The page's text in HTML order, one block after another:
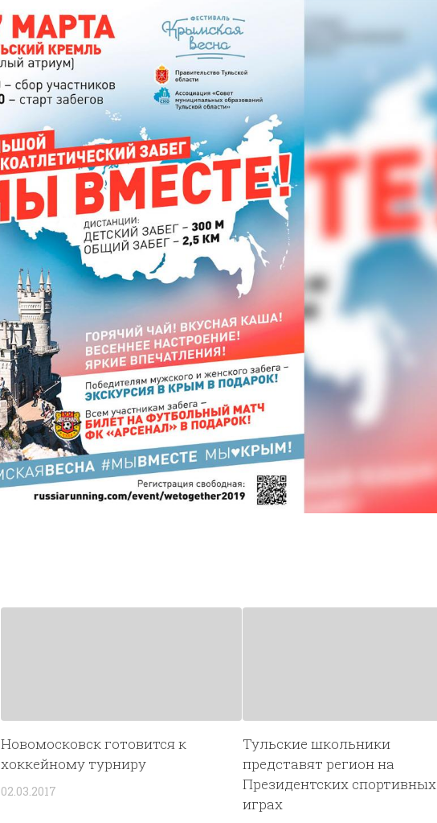
Новомосковск готовится к
хоккейному турниру
02.03.2017
Тульские школьники
представят регион на
Президентских спортивных
играх